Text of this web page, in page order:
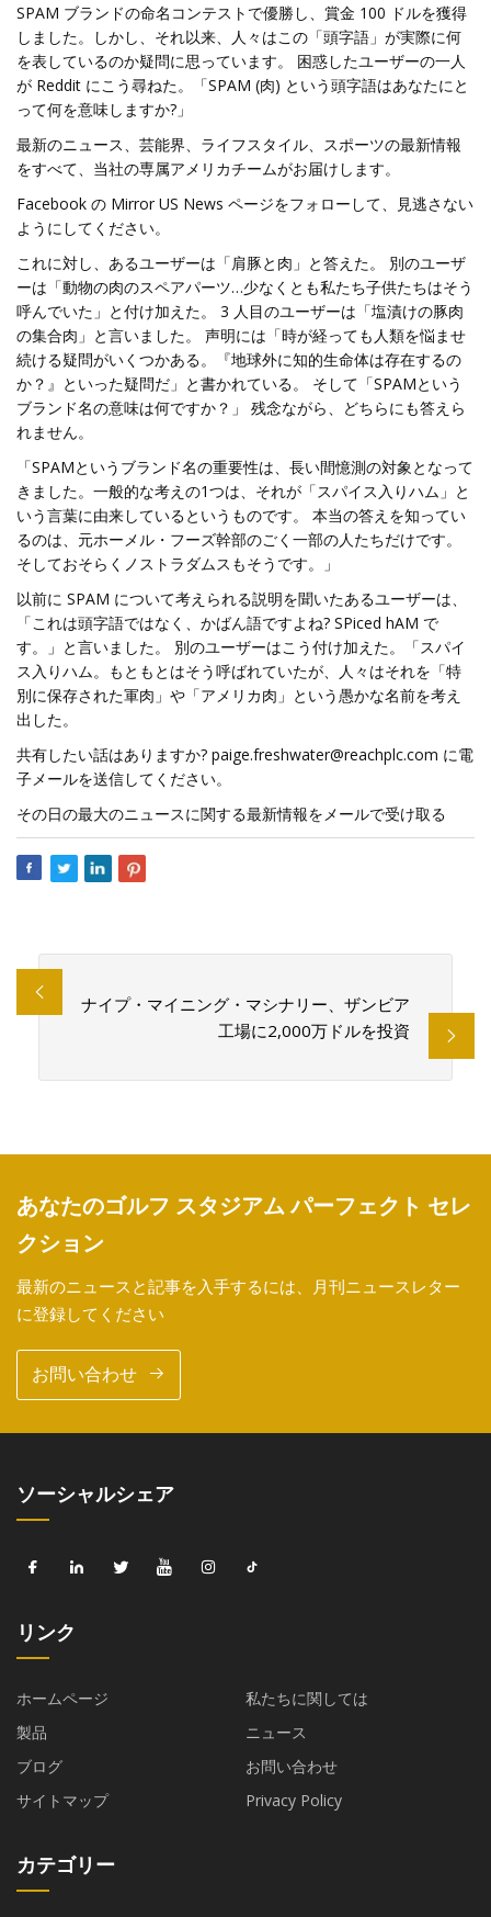
SPAM ブランドの命名コンテストで優勝し、賞金 100 ドルを獲得
しました。しかし、それ以来、人々はこの「頭字語」が実際に何
を表しているのか疑問に思っています。 困惑したユーザーの一人
が Reddit にこう尋ねた。「SPAM (肉) という頭字語はあなたにと
って何を意味しますか?」
最新のニュース、芸能界、ライフスタイル、スポーツの最新情報
をすべて、当社の専属アメリカチームがお届けします。
Facebook の Mirror US News ページをフォローして、見逃さない
ようにしてください。
これに対し、あるユーザーは「肩豚と肉」と答えた。 別のユーザ
ーは「動物の肉のスペアパーツ…少なくとも私たち子供たちはそう
呼んでいた」と付け加えた。 3 人目のユーザーは「塩漬けの豚肉
の集合肉」と言いました。 声明には「時が経っても人類を悩ませ
続ける疑問がいくつかある。『地球外に知的生命体は存在するの
か？』といった疑問だ」と書かれている。 そして「SPAMという
ブランド名の意味は何ですか？」 残念ながら、どちらにも答えら
れません。
「SPAMというブランド名の重要性は、長い間憶測の対象となって
きました。一般的な考えの1つは、それが「スパイス入りハム」と
いう言葉に由来しているというものです。 本当の答えを知ってい
るのは、元ホーメル・フーズ幹部のごく一部の人たちだけです。
そしておそらくノストラダムスもそうです。」
以前に SPAM について考えられる説明を聞いたあるユーザーは、
「これは頭字語ではなく、かばん語ですよね? SPiced hAM で
す。」と言いました。 別のユーザーはこう付け加えた。「スパイ
ス入りハム。もともとはそう呼ばれていたが、人々はそれを「特
別に保存された軍肉」や「アメリカ肉」という愚かな名前を考え
出した。
共有したい話はありますか? paige.freshwater@reachplc.com に電
子メールを送信してください。
その日の最大のニュースに関する最新情報をメールで受け取る
ナイプ・マ​​イニング・マシナリー、ザンビア
工場に2,000万ドルを投資
あなたのゴルフ スタジアム パーフェクト セレ
クション
最新のニュースと記事を入手するには、月刊ニュースレター
に登録してください
お問い合わせ
ソーシャルシェア
リンク
ホームページ
私たちに関しては
製品
ニュース
ブログ
お問い合わせ
サイトマップ
Privacy Policy
カテゴリー